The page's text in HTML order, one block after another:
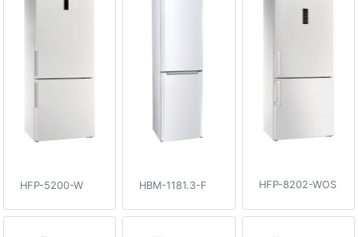
HFP-5200-W HBM-1181.3-F HFP-8202-WOS